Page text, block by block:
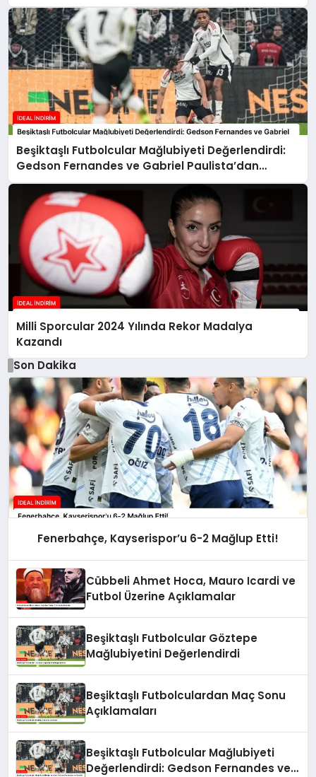
Beşiktaşlı Futbolcular Mağlubiyeti Değerlendirdi:
Gedson Fernandes ve Gabriel Paulista’dan
Açıklamalar
Milli Sporcular 2024 Yılında Rekor Madalya
Kazandı
Son Dakika
Fenerbahçe, Kayserispor’u 6-2 Mağlup Etti!
Cübbeli Ahmet Hoca, Mauro Icardi ve
Futbol Üzerine Açıklamalar
Beşiktaşlı Futbolcular Göztepe
Mağlubiyetini Değerlendirdi
Beşiktaşlı Futbolculardan Maç Sonu
Açıklamaları
Beşiktaşlı Futbolcular Mağlubiyeti
Değerlendirdi: Gedson Fernandes ve